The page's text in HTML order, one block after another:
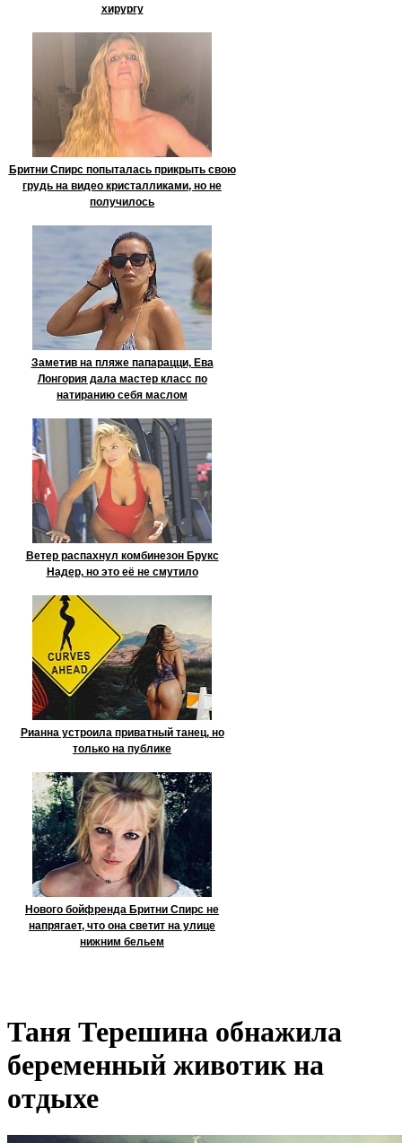
хирургу
Бритни Спирс попыталась прикрыть свою
грудь на видео кристалликами, но не
получилось
Заметив на пляже папарацци, Ева
Лонгория дала мастер класс по
натиранию себя маслом
Ветер распахнул комбинезон Брукс
Надер, но это её не смутило
Рианна устроила приватный танец, но
только на публике
Нового бойфренда Бритни Спирс не
напрягает, что она светит на улице
нижним бельем
Таня Терешина обнажила
беременный животик на
отдыхе